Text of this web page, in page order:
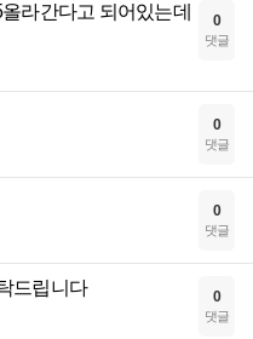
라간다고 되어있는데
0
댓글
0
댓글
0
댓글
드립니다 0
댓글